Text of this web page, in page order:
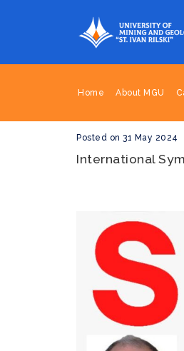
Home About MGU
Posted on 31 May 2024
International